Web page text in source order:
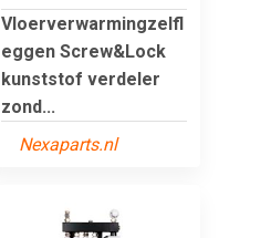
Vloerverwarmingzelfl
eggen Screw&Lock
kunststof verdeler
zond...
Nexaparts.nl